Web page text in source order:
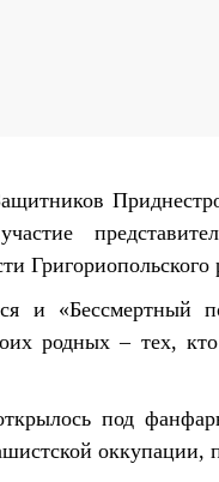
Григориопольского
и «Бессмертный
родных – тех,
под
оккупации,